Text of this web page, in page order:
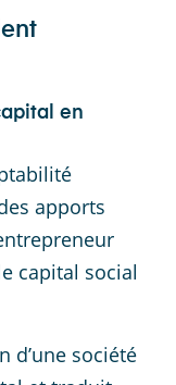
en
apports
capital social
d’une société